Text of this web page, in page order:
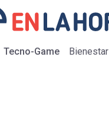
Tecno-Game Bienestar